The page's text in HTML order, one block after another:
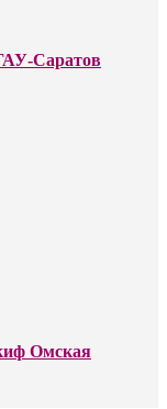
Саратов
Омская